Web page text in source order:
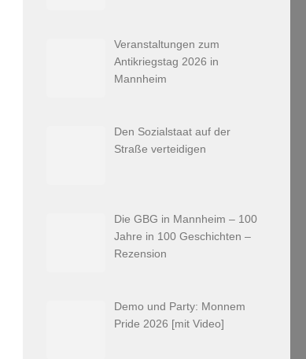
Veranstaltungen zum
Antikriegstag 2026 in
Mannheim
Den Sozialstaat auf der
Straße verteidigen
Die GBG in Mannheim – 100
Jahre in 100 Geschichten –
Rezension
Demo und Party: Monnem
Pride 2026 [mit Video]